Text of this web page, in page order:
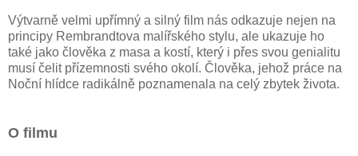
Výtvarně velmi upřímný a silný film nás odkazuje nejen na
principy Rembrandtova malířského stylu, ale ukazuje ho
také jako člověka z masa a kostí, který i přes svou genialitu
musí čelit přízemnosti svého okolí. Člověka, jehož práce na
Noční hlídce radikálně poznamenala na celý zbytek života.
O filmu